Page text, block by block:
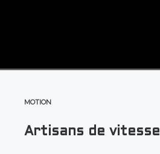
MOTION
Artisans de vitesse